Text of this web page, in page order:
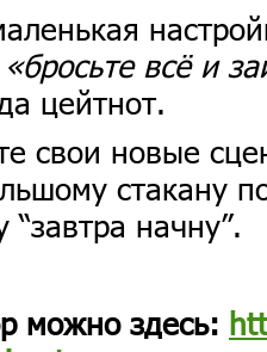
«бросьте всё и
цейтнот.
свои новые
стакану
начну”.
можно здесь: